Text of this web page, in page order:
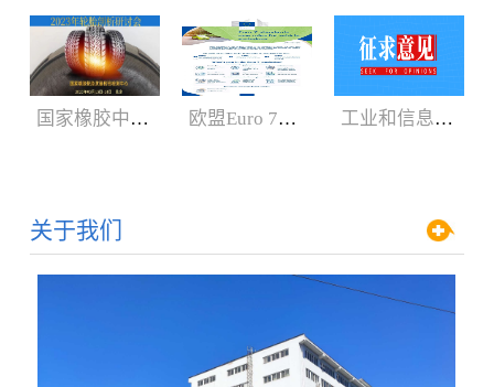
国家橡胶中心2023年轮胎剖析研讨会3月召开 欧盟Euro 7新法规增加汽车轮胎新内容 工业和信息化部：公开征求对《轿车轮胎》等8项强制性国家标准（征求意见稿）的意见
关于我们